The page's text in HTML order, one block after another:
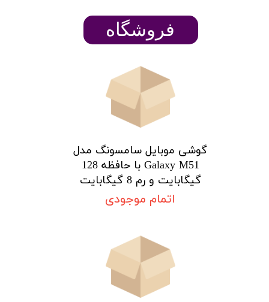
گوشی موبایل سامسونگ مدل
Galaxy M51 با حافظه 128
گیگابایت و رم 8 گیگابایت
اتمام موجودی
​​​​فروشگاه